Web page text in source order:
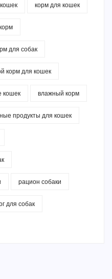
корм для кошек
для собак
корм для кошек
кошек влажный корм
продукты для кошек
рацион собаки
для собак